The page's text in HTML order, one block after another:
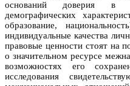
оснований доверия в
демографических
образование,
индивидуальные качества
правовые ценности стоят на
о значительном ресурсе
возможностях его
исследования